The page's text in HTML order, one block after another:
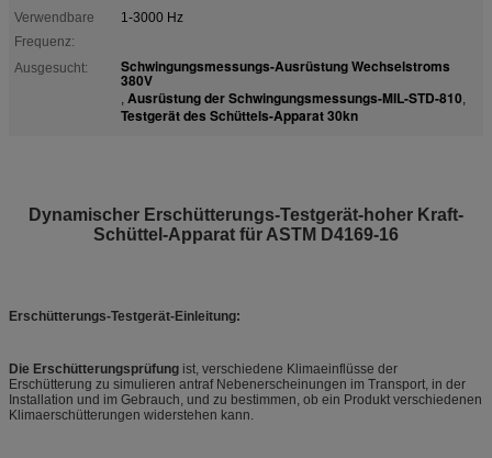
Verwendbare
Frequenz:
1-3000 Hz
Ausgesucht: Schwingungsmessungs-Ausrüstung Wechselstroms
380V
, Ausrüstung der Schwingungsmessungs-MIL-STD-810,
Testgerät des Schüttels-Apparat 30kn
Dynamischer Erschütterungs-Testgerät-hoher Kraft-
Schüttel-Apparat für ASTM D4169-16
Erschütterungs-Testgerät-Einleitung:
Die Erschütterungsprüfung ist, verschiedene Klimaeinflüsse der
Erschütterung zu simulieren antraf Nebenerscheinungen im Transport, in der
Installation und im Gebrauch, und zu bestimmen, ob ein Produkt verschiedenen
Klimaerschütterungen widerstehen kann.